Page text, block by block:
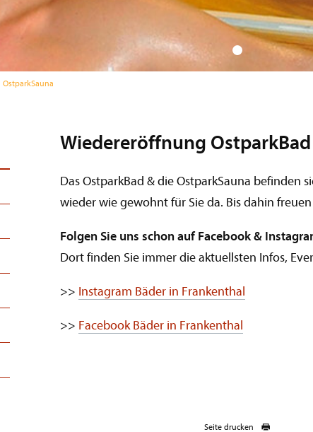
OstparkSauna
Wiedereröffnung
Das OstparkBad & die OstparkSauna befinden
wieder wie gewohnt für Sie da. Bis dahin
Folgen Sie uns schon auf Facebook &
Dort finden Sie immer die aktuellsten Infos,
>> Instagram Bäder in Frankenthal
>> Facebook Bäder in Frankenthal
Seite drucken